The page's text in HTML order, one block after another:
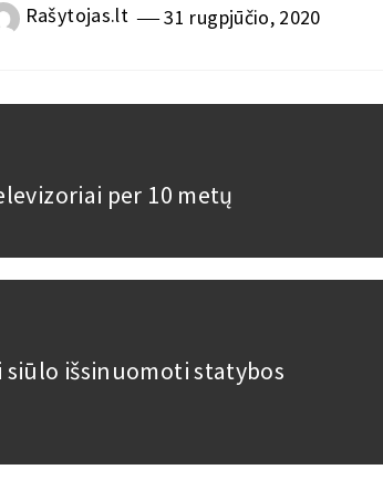
Rašytojas.lt 31 rugpjūčio, 2020
per 10 metų
siūlo išsinuomoti statybos